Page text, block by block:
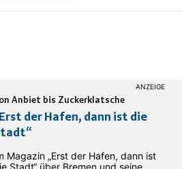
Anbiet bis Zuckerklatsche
der Hafen, dann ist die
Magazin „Erst der Hafen, dann ist
Stadt“ über Bremen und seine